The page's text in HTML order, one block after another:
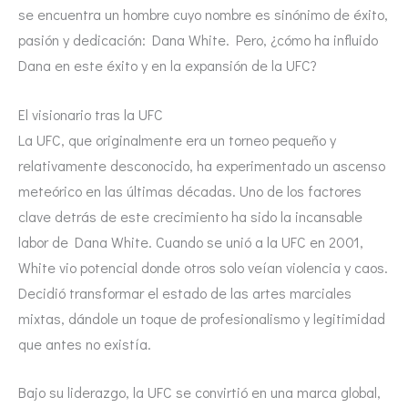
se encuentra un hombre cuyo nombre es sinónimo de éxito,
pasión y dedicación: Dana White. Pero, ¿cómo ha influido
Dana en este éxito y en la expansión de la UFC?
El visionario tras la UFC
La UFC, que originalmente era un torneo pequeño y
relativamente desconocido, ha experimentado un ascenso
meteórico en las últimas décadas. Uno de los factores
clave detrás de este crecimiento ha sido la incansable
labor de Dana White. Cuando se unió a la UFC en 2001,
White vio potencial donde otros solo veían violencia y caos.
Decidió transformar el estado de las artes marciales
mixtas, dándole un toque de profesionalismo y legitimidad
que antes no existía.
Bajo su liderazgo, la UFC se convirtió en una marca global,